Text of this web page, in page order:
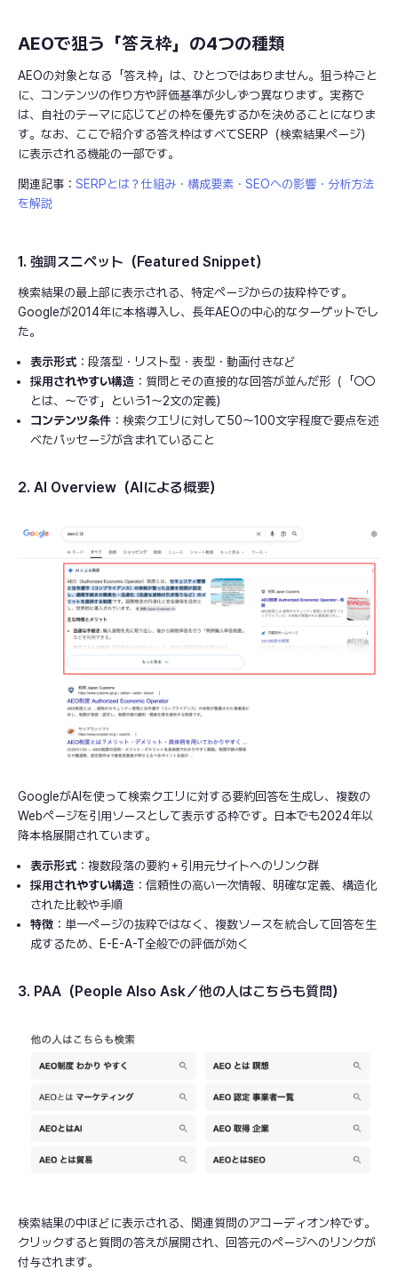
AEOで狙う「答え枠」の4つの種類
AEOの対象となる「答え枠」は、ひとつではありません。狙う枠ごと
に、コンテンツの作り方や評価基準が少しずつ異なります。実務で
は、自社のテーマに応じてどの枠を優先するかを決めることになりま
す。なお、ここで紹介する答え枠はすべてSERP（検索結果ページ）
に表示される機能の一部です。
関連記事： SERPとは？仕組み・構成要素・SEOへの影響・分析方法
を解説
1. 強調スニペット（Featured Snippet）
検索結果の最上部に表示される、特定ページからの抜粋枠です。
Googleが2014年に本格導入し、長年AEOの中心的なターゲットでし
た。
表示形式 ：段落型・リスト型・表型・動画付きなど
採用されやすい構造 ：質問とその直接的な回答が並んだ形（「○○
とは、〜です」という1〜2文の定義）
コンテンツ条件 ：検索クエリに対して50〜100文字程度で要点を述
べたパッセージが含まれていること
2. AI Overview（AIによる概要）
GoogleがAIを使って検索クエリに対する要約回答を生成し、複数の
Webページを引用ソースとして表示する枠です。日本でも2024年以
降本格展開されています。
表示形式 ：複数段落の要約＋引用元サイトへのリンク群
採用されやすい構造 ：信頼性の高い一次情報、明確な定義、構造化
された比較や手順
特徴 ：単一ページの抜粋ではなく、複数ソースを統合して回答を生
成するため、E-E-A-T全般での評価が効く
3. PAA（People Also Ask／他の人はこちらも質問）
検索結果の中ほどに表示される、関連質問のアコーディオン枠です。
クリックすると質問の答えが展開され、回答元のページへのリンクが
付与されます。